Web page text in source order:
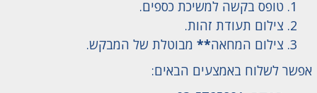
טופס בקשה למשיכת כספים.
צילום תעודת זהות.
צילום המחאה** מבוטלת של המבקש.
אפשר לשלוח באמצעים הבאים: